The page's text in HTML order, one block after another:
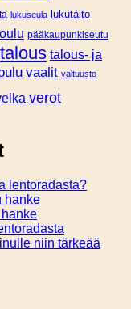
lukuseula lukutaito
pääkaupunkiseutu
talous talous- ja
vaalit valtuusto
verot
lentoradasta?
hanke
niin tärkeää